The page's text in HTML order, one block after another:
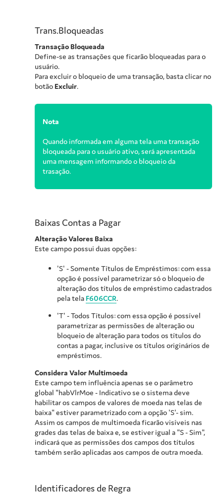
Trans.Bloqueadas
Transação Bloqueada
Define-se as transações que ficarão bloqueadas para o
usuário.
Para excluir o bloqueio de uma transação, basta clicar no
botão Excluir.
Nota
Quando informada em alguma tela uma transação
bloqueada para o usuário ativo, será apresentada
uma mensagem informando o bloqueio da
trasação.
Baixas Contas a Pagar
Alteração Valores Baixa
Este campo possui duas opções:
'S' - Somente Títulos de Empréstimos: com essa
opção é possível parametrizar só o bloqueio de
alteração dos títulos de empréstimo cadastrados
pela tela F606CCR.
'T' - Todos Títulos: com essa opção é possível
parametrizar as permissões de alteração ou
bloqueio de alteração para todos os títulos do
contas a pagar, inclusive os títulos originários de
empréstimos.
Considera Valor Multimoeda
Este campo tem influência apenas se o parâmetro
global "habVlrMoe - Indicativo se o sistema deve
habilitar os campos de valores de moeda nas telas de
baixa" estiver parametrizado com a opção 'S'- sim.
Assim os campos de multimoeda ficarão visíveis nas
grades das telas de baixa e, se estiver igual a "S - Sim",
indicará que as permissões dos campos dos títulos
também serão aplicadas aos campos de outra moeda.
Identificadores de Regra